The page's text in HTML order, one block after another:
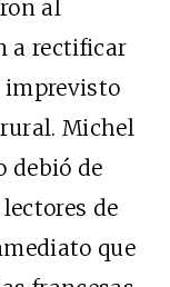
al
a rectificar
imprevisto
Michel
debió de
de
que